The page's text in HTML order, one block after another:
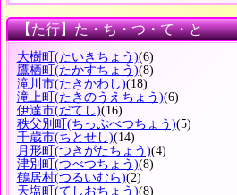
【た行】た・ち・つ・て・と
大樹町 (たいきちょう)(6)
鷹栖町 (たかすちょう)(8)
滝川市(たきかわし)(18)
滝上町 (たきのうえちょう)(6)
伊達市(だてし)(16)
秩父別町 (ちっぷべつちょう)(5)
千歳市(ちとせし)(14)
月形町 (つきがたちょう)(4)
津別町 (つべつちょう)(8)
鶴居村(つるいむら)(2)
天塩町 (てしおちょう)(8)